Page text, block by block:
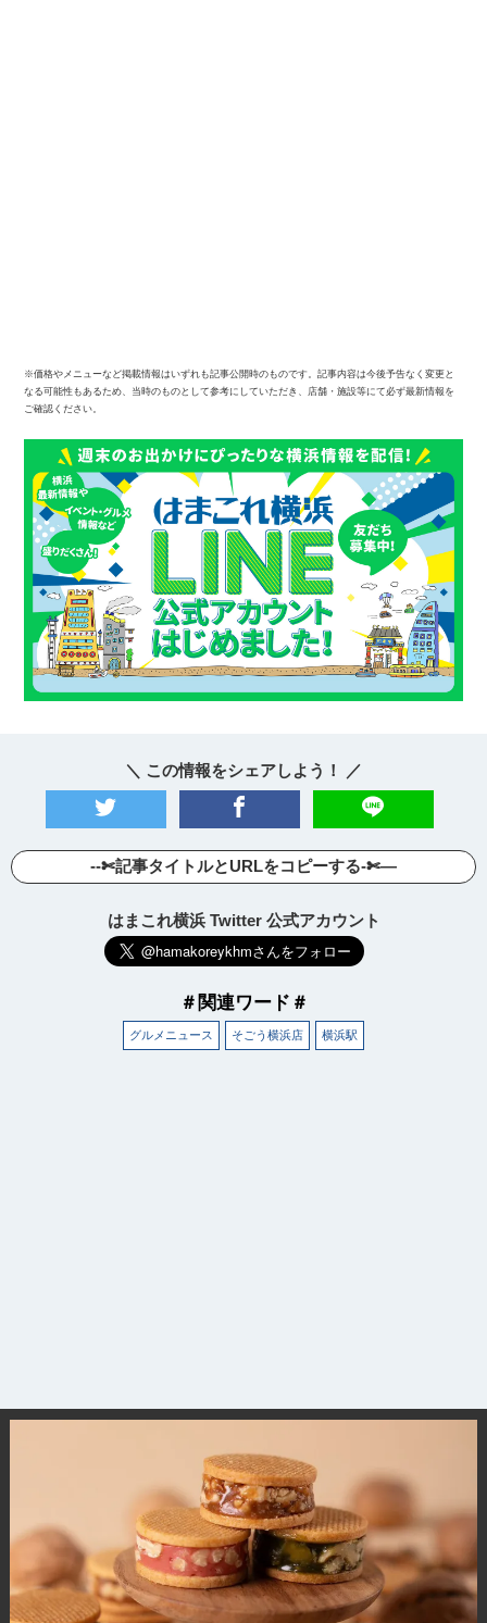
※価格やメニューなど掲載情報はいずれも記事公開時のものです。記事内容は今後予告なく変更と
なる可能性もあるため、当時のものとして参考にしていただき、店舗・施設等にて必ず最新情報を
ご確認ください。
＼ この情報をシェアしよう！ ／
--✄記事タイトルとURLをコピーする-✄—
はまこれ横浜 Twitter 公式アカウント
＃関連ワード＃
グルメニュース そごう横浜店 横浜駅